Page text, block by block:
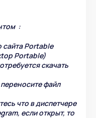
:
сайта Portable
Portable)
скачать
файл
что в диспетчере
если открыт, то